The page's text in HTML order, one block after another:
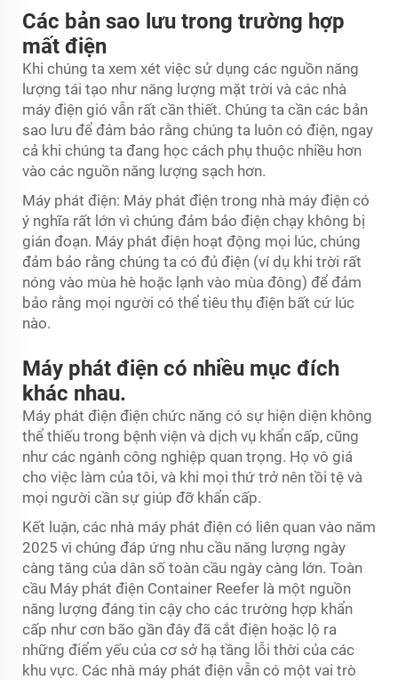
Các bản sao lưu trong trường hợp
mất điện
Khi chúng ta xem xét việc sử dụng các nguồn năng
lượng tái tạo như năng lượng mặt trời và các nhà
máy điện gió vẫn rất cần thiết. Chúng ta cần các bản
sao lưu để đảm bảo rằng chúng ta luôn có điện, ngay
cả khi chúng ta đang học cách phụ thuộc nhiều hơn
vào các nguồn năng lượng sạch hơn.
Máy phát điện: Máy phát điện trong nhà máy điện có
ý nghĩa rất lớn vì chúng đảm bảo điện chạy không bị
gián đoạn. Máy phát điện hoạt động mọi lúc, chúng
đảm bảo rằng chúng ta có đủ điện (ví dụ khi trời rất
nóng vào mùa hè hoặc lạnh vào mùa đông) để đảm
bảo rằng mọi người có thể tiêu thụ điện bất cứ lúc
nào.
Máy phát điện có nhiều mục đích
khác nhau.
Máy phát điện điện chức năng có sự hiện diện không
thể thiếu trong bệnh viện và dịch vụ khẩn cấp, cũng
như các ngành công nghiệp quan trọng. Họ vô giá
cho việc làm của tôi, và khi mọi thứ trở nên tồi tệ và
mọi người cần sự giúp đỡ khẩn cấp.
Kết luận, các nhà máy phát điện có liên quan vào năm
2025 vì chúng đáp ứng nhu cầu năng lượng ngày
càng tăng của dân số toàn cầu ngày càng lớn. Toàn
cầu Máy phát điện Container Reefer là một nguồn
năng lượng đáng tin cậy cho các trường hợp khẩn
cấp như cơn bão gần đây đã cắt điện hoặc lộ ra
những điểm yếu của cơ sở hạ tầng lỗi thời của các
khu vực. Các nhà máy phát điện vẫn có một vai trò